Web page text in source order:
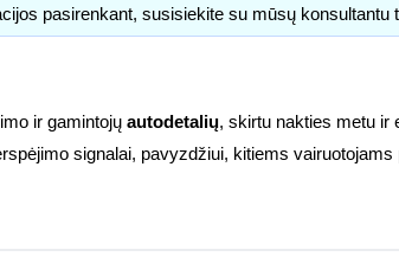
pasirenkant, susisiekite su mūsų konsultantu
ir gamintojų autodetalių, skirtu nakties metu ir
signalai, pavyzdžiui, kitiems